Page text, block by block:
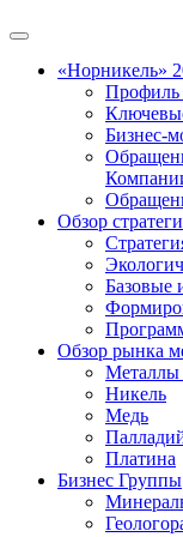
«Норникель»
Бизнес-
Обзор
Базовые
Обзор рынка
Металлы
Никель
Медь
Платина
Бизнес Группы